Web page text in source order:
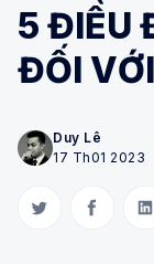
5 ĐIỀU
ĐỐI
Duy Lê
17 Th01 2023
Share on Twitter
Share